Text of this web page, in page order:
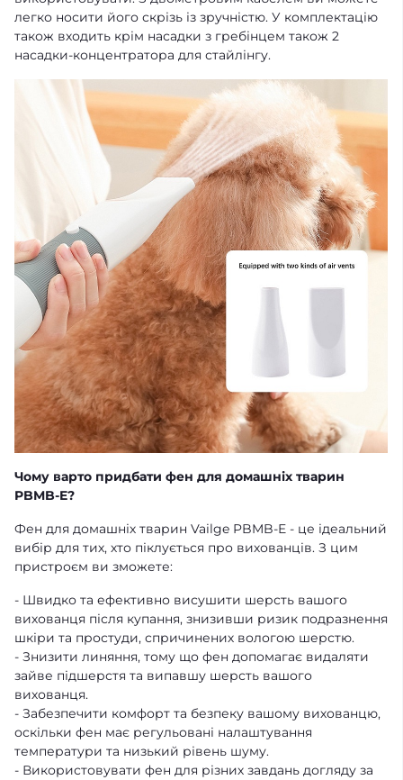
легко носити його скрізь із зручністю. У комплектацію
також входить крім насадки з гребінцем також 2
насадки-концентратора для стайлінгу.
Чому варто придбати фен для домашніх тварин
PBMB-E?
Фен для домашніх тварин Vailge PBMB-E - це ідеальний
вибір для тих, хто піклується про вихованців. З цим
пристроєм ви зможете:
- Швидко та ефективно висушити шерсть вашого
вихованця після купання, знизивши ризик подразнення
шкіри та простуди, спричинених вологою шерстю.
- Знизити линяння, тому що фен допомагає видаляти
зайве підшерстя та випавшу шерсть вашого
вихованця.
- Забезпечити комфорт та безпеку вашому вихованцю,
оскільки фен має регульовані налаштування
температури та низький рівень шуму.
- Використовувати фен для різних завдань догляду за